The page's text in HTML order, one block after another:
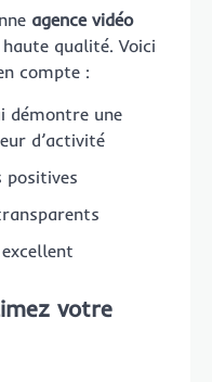
agence vidéo
qualité. Voici
compte :
démontre une
d’activité
positives
votre